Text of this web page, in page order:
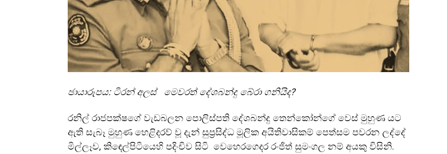
ඡායාරූපය: ටිරන් අලස් මෙවරත් දේශබන්දු බේරා ගනියිද?
රනිල් රාජපක්ෂගේ වැඩබලන පොලිස්පති දේශබන්දු තෙන්කෝන්ගේ වෙස් මුහුණ යට
ඇති සැබෑ මුහුණ හෙළිදරව් වූ දැන් සුප්‍රසිද්ධ මූලික අයිතිවාසිකම් පෙත්සම පවරන ලද්දේ
මිල්ලෑව, කිඳෙල්පිටියෙහි පදිංචිව සිටි වෙහෙරගෙදර රංජිත් සුමංගල නම් අයකු විසිනි.